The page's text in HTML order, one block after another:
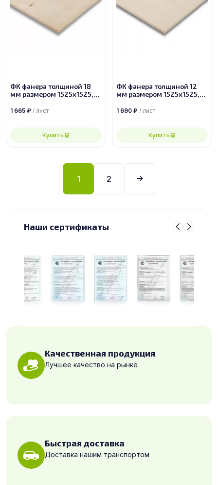
ФК фанера толщиной 18
мм размером 1525х1525,
1 665 ₽ / лист
Купить
ФК фанера толщиной 12
мм размером 1525х1525,
1 690 ₽ / лист
Купить
1 2
Наши сертификаты
Качественная продукция
Лучшее качество на рынке
Быстрая доставка
Доставка нашим транспортом